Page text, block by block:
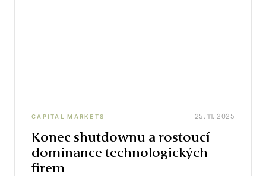
CAPITAL MARKETS 25. 11. 2025
Konec shutdownu a rostoucí
dominance technologických
firem